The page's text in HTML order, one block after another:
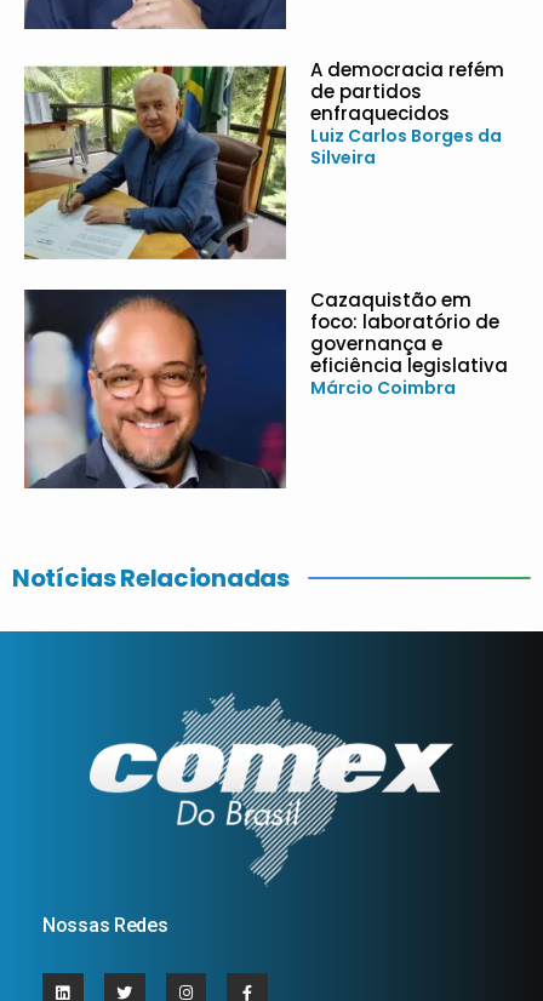
A democracia refém
de partidos
enfraquecidos
Luiz Carlos Borges da
Silveira
Cazaquistão em
foco: laboratório de
governança e
eficiência legislativa
Márcio Coimbra
Notícias Relacionadas
Nossas Redes